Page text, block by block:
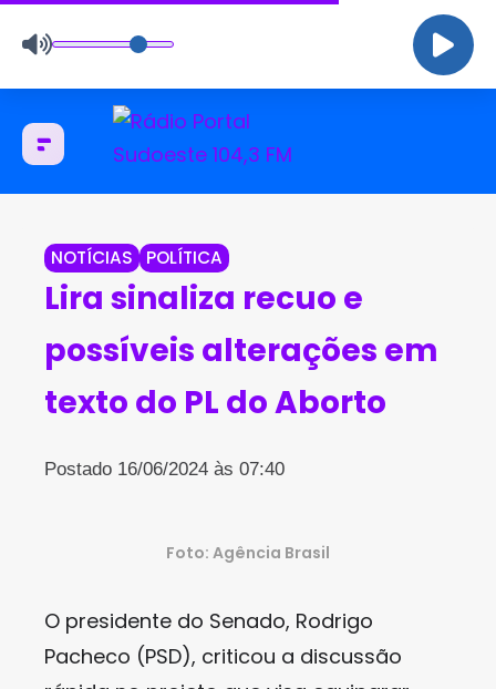
NOTÍCIAS POLÍTICA
Lira sinaliza recuo e
possíveis alterações em
texto do PL do Aborto
Postado 16/06/2024 às 07:40
Foto: Agência Brasil
O presidente do Senado, Rodrigo
Pacheco (PSD), criticou a discussão